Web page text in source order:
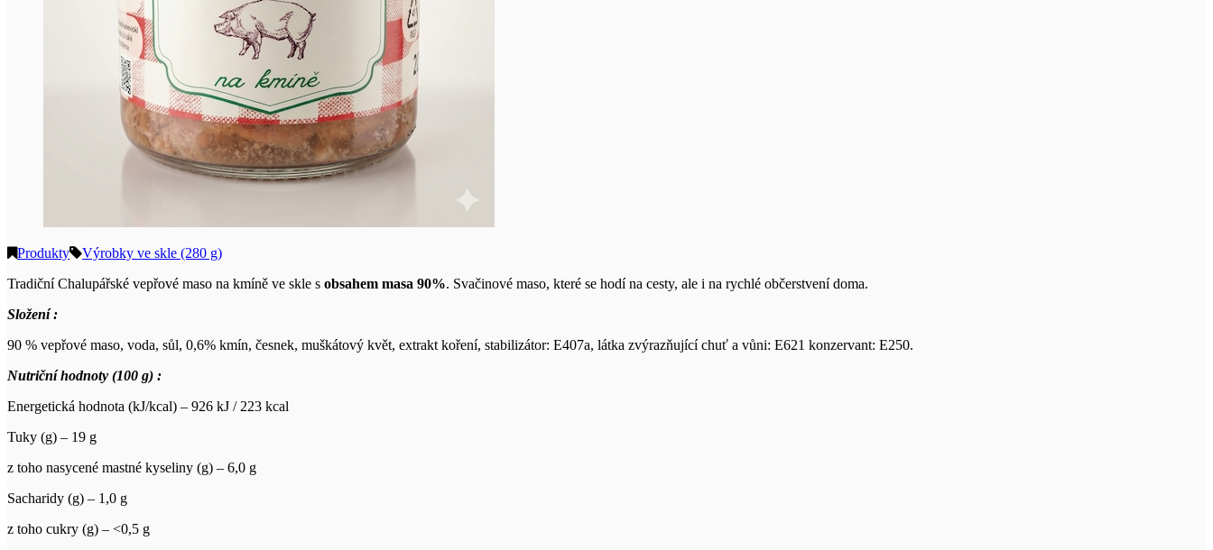
Produkty
Výrobky ve skle (280 g)
Tradiční Chalupářské vepřové maso na kmíně ve skle s obsahem masa 90%. Svačinové maso, které se hodí na cesty, ale i na rychlé občerstvení doma.
Složení :
90 % vepřové maso, voda, sůl, 0,6% kmín, česnek, muškátový květ, extrakt koření, stabilizátor: E407a, látka zvýrazňující chuť a vůni: E621 konzervant: E250.
Nutriční hodnoty (100 g) :
Energetická hodnota (kJ/kcal) – 926 kJ / 223 kcal
Tuky (g) – 19 g
z toho nasycené mastné kyseliny (g) – 6,0 g
Sacharidy (g) – 1,0 g
z toho cukry (g) – <0,5 g